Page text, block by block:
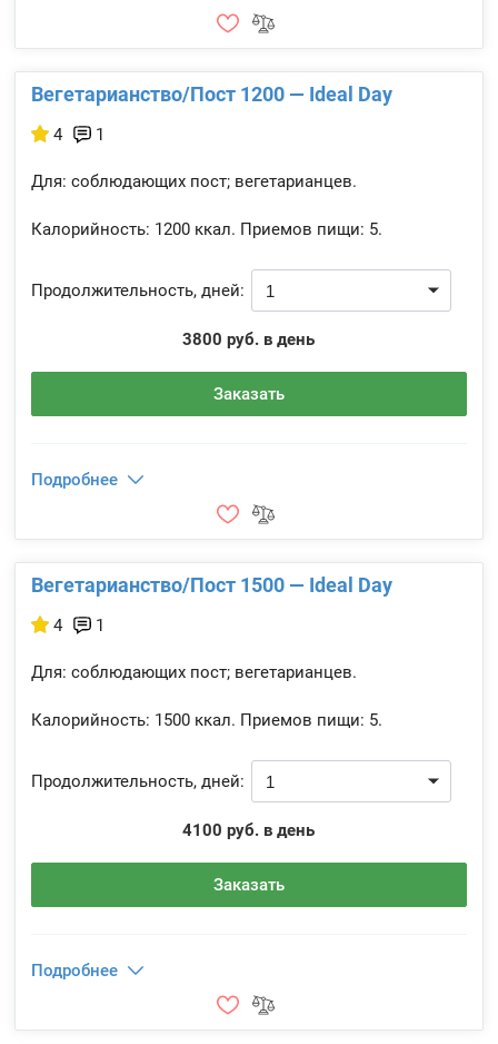
Вегетарианство/Пост 1200 — Ideal Day
4 1
Для: соблюдающих пост; вегетарианцев.
Калорийность: 1200 ккал. Приемов пищи: 5.
Продолжительность, дней:
3800 руб. в день
Заказать
Подробнее
Вегетарианство/Пост 1500 — Ideal Day
4 1
Для: соблюдающих пост; вегетарианцев.
Калорийность: 1500 ккал. Приемов пищи: 5.
Продолжительность, дней:
4100 руб. в день
Заказать
Подробнее